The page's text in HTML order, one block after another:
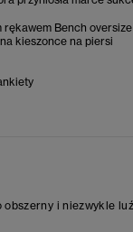
rękawem Bench oversize
kieszonce na piersi
i niezwykle